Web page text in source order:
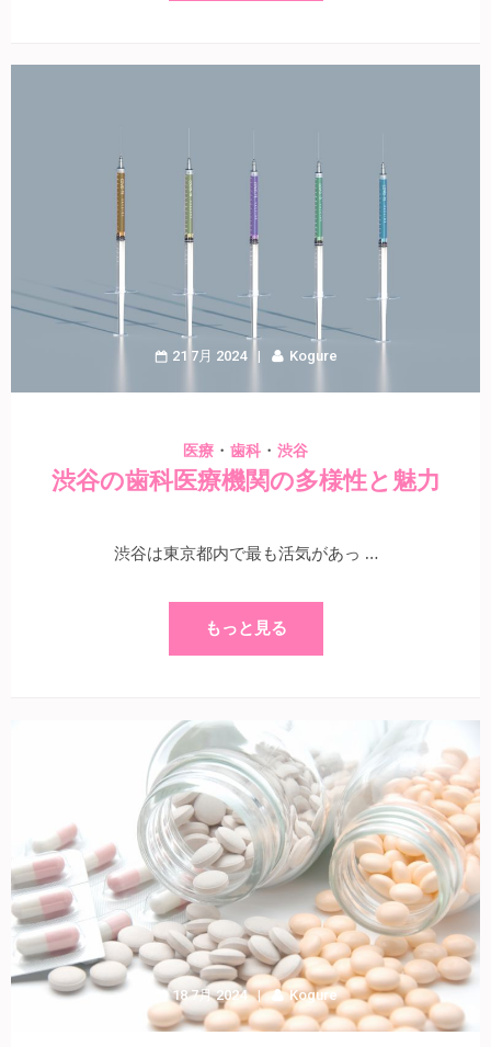
21 7月 2024 Kogure
医療 ・ 歯科 ・ 渋谷
渋谷の歯科医療機関の多様性と魅力
渋谷は東京都内で最も活気があっ …
もっと見る
18 7月 2024 Kogure